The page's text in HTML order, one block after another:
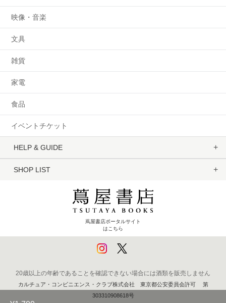
映像・音楽
文具
雑貨
家電
食品
イベントチケット
HELP & GUIDE
SHOP LIST
蔦屋書店ポータルサイト
はこちら
20歳以上の年齢であることを確認できない場合には酒類を販売しません
カルチュア・コンビニエンス・クラブ株式会社 東京都公安委員会許可 第
303310908618号